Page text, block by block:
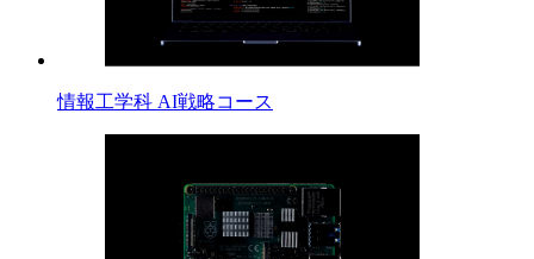
情報工学科 AI戦略コース